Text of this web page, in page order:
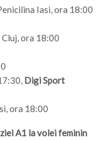
Iasi, ora 18:00
Cluj, ora 18:00
Digi Sport
ora 18:00
A1 la volei feminin